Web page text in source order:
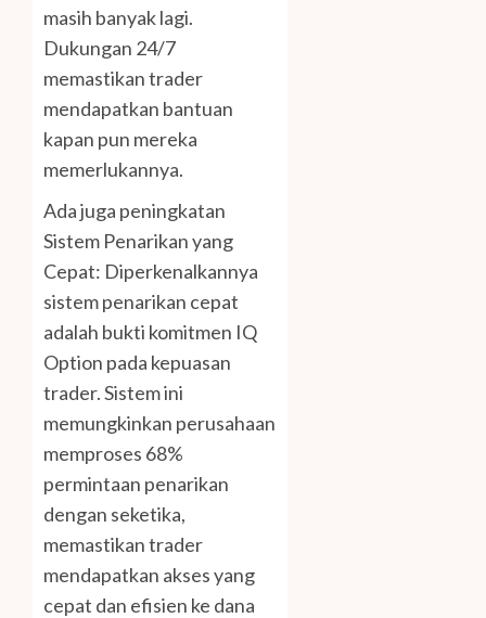
masih banyak lagi.
Dukungan 24/7
memastikan trader
mendapatkan bantuan
kapan pun mereka
memerlukannya.
Ada juga peningkatan
Sistem Penarikan yang
Cepat: Diperkenalkannya
sistem penarikan cepat
adalah bukti komitmen IQ
Option pada kepuasan
trader. Sistem ini
memungkinkan perusahaan
memproses 68%
permintaan penarikan
dengan seketika,
memastikan trader
mendapatkan akses yang
cepat dan efisien ke dana